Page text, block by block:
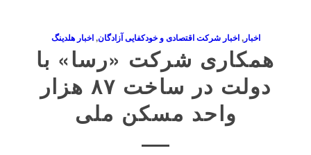
اخبار,اخبار شرکت اقتصادی و خودکفایی آزادگان,اخبار هلدینگ
همکاری شرکت «رسا» با
دولت در ساخت ۸۷ هزار
واحد مسکن ملی